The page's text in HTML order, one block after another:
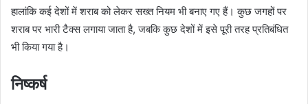
हालांकि कई देशों में शराब को लेकर सख्त नियम भी बनाए गए हैं। कुछ जगहों पर
शराब पर भारी टैक्स लगाया जाता है, जबकि कुछ देशों में इसे पूरी तरह प्रतिबंधित
भी किया गया है।
निष्कर्ष